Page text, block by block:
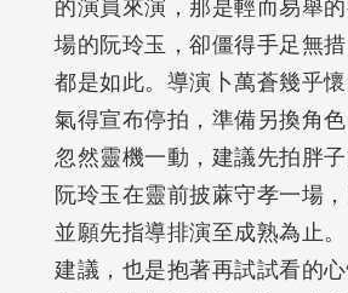
的演員來演，那是輕而易舉
場的阮玲玉，卻僵得手足無
都是如此。導演卜萬蒼幾乎懷
氣得宣布停拍，準備另換角
忽然靈機一動，建議先拍胖
阮玲玉在靈前披蔴守孝一場
並願先指導排演至成熟為止
建議，也是抱著再試試看的